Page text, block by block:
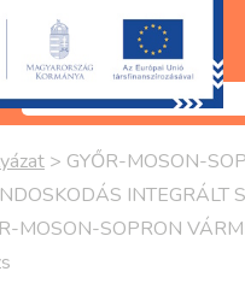
> GYŐR-MOSON-
INTEGRÁLT
MOSON-SOPRON